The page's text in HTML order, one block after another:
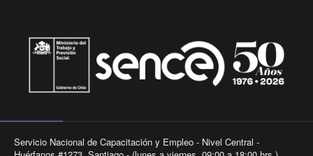
Servicio Nacional de Capacitación y Empleo - Nivel Central -